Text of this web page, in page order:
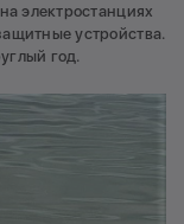
электростанциях
устройства.
год.